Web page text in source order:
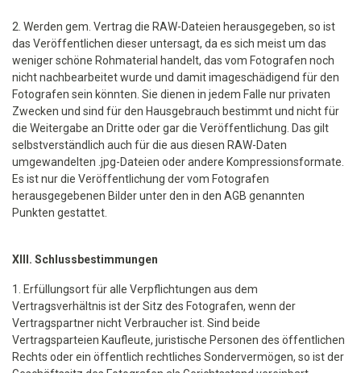
2. Werden gem. Vertrag die RAW-Dateien herausgegeben, so ist
das Veröffentlichen dieser untersagt, da es sich meist um das
weniger schöne Rohmaterial handelt, das vom Fotografen noch
nicht nachbearbeitet wurde und damit imageschädigend für den
Fotografen sein könnten. Sie dienen in jedem Falle nur privaten
Zwecken und sind für den Hausgebrauch bestimmt und nicht für
die Weitergabe an Dritte oder gar die Veröffentlichung. Das gilt
selbstverständlich auch für die aus diesen RAW-Daten
umgewandelten .jpg-Dateien oder andere Kompressionsformate.
Es ist nur die Veröffentlichung der vom Fotografen
herausgegebenen Bilder unter den in den AGB genannten
Punkten gestattet.
XIII. Schlussbestimmungen
1. Erfüllungsort für alle Verpflichtungen aus dem
Vertragsverhältnis ist der Sitz des Fotografen, wenn der
Vertragspartner nicht Verbraucher ist. Sind beide
Vertragsparteien Kaufleute, juristische Personen des öffentlichen
Rechts oder ein öffentlich rechtliches Sondervermögen, so ist der